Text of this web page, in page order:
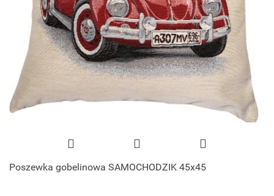
Poszewka gobelinowa SAMOCHODZIK 45x45